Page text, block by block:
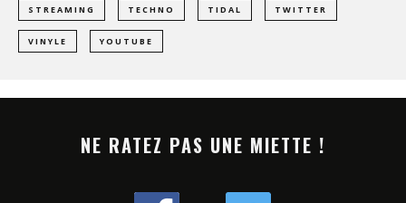
STREAMING TECHNO TIDAL TWITTER
VINYLE YOUTUBE
NE RATEZ PAS UNE MIETTE !